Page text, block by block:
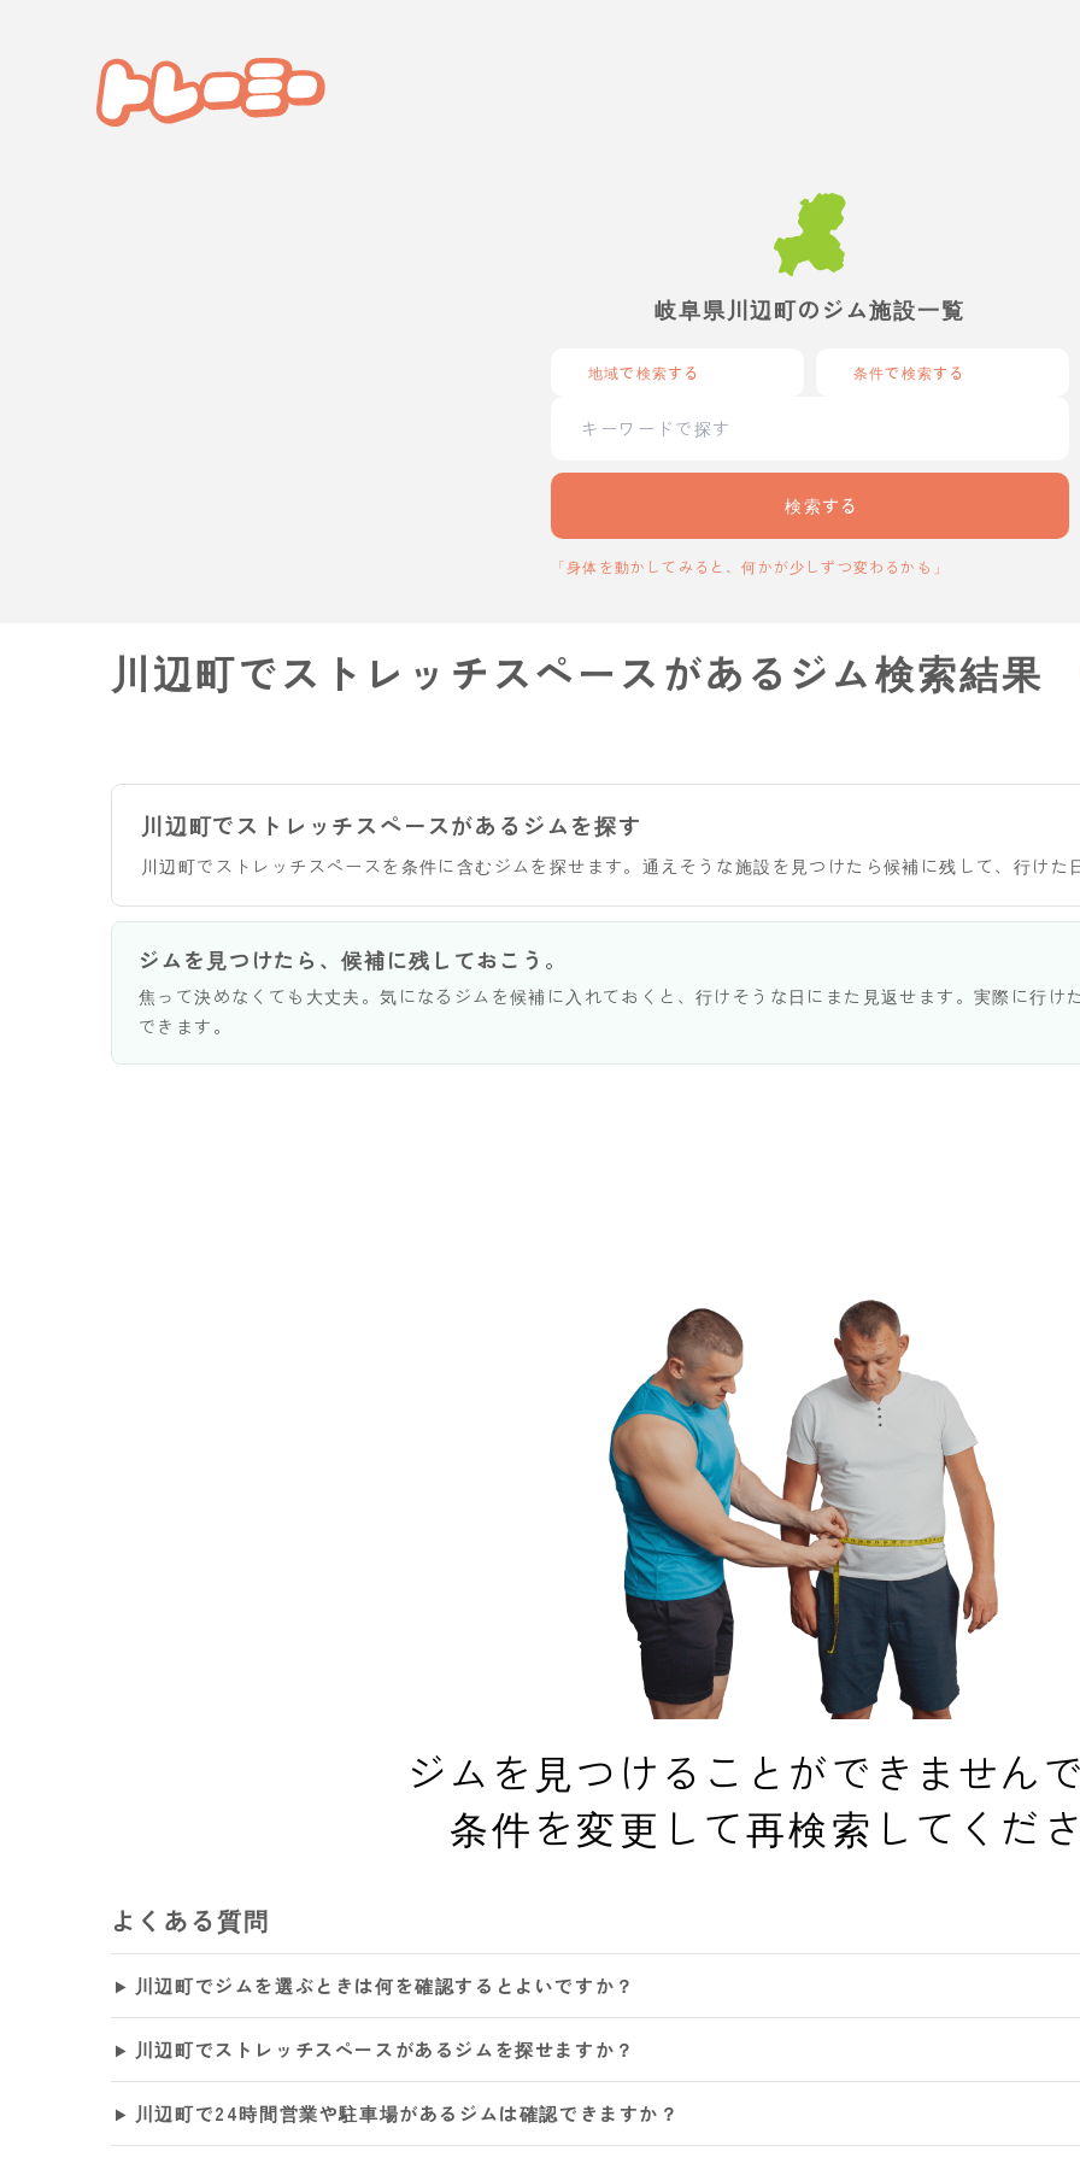
岐阜県川辺町のジム施設一覧
地域で検索する 条件で検索する
検索する
「身体を動かしてみると、何かが少しずつ変わるかも」
川辺町でストレッチスペースがあるジム検索結果
川辺町でストレッチスペースがあるジムを探す
川辺町でストレッチスペースを条件に含むジムを探せます。通えそうな施設を見つけたら候補に残して、行けた
ジムを見つけたら、候補に残しておこう。
焦って決めなくても大丈夫。気になるジムを候補に入れておくと、行けそうな日にまた見返せます。実際に行け
できます。
ジムを見つけることができませんで
条件を変更して再検索してくださ
よくある質問
川辺町でジムを選ぶときは何を確認するとよいですか？
川辺町でストレッチスペースがあるジムを探せますか？
川辺町で24時間営業や駐車場があるジムは確認できますか？